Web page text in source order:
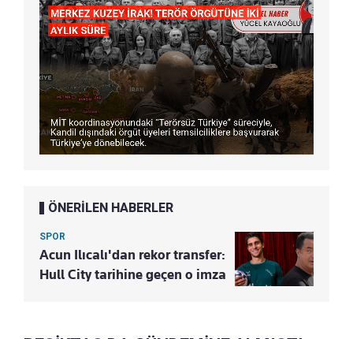
ÖNERİLEN HABERLER
SPOR
Acun Ilıcalı'dan rekor transfer:
Hull City tarihine geçen o imza